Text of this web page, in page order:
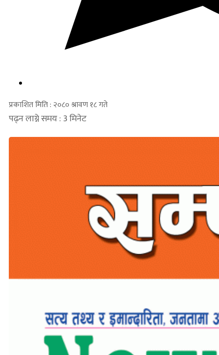
प्रकाशित मिति : २०८० श्रावण १८ गते
पढ्न लाग्ने समय : 3 मिनेट